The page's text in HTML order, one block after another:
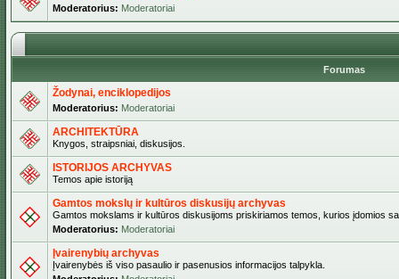
Moderatorius: Moderatoriai
Forumas
Žodynai, enciklopedijos
Moderatorius: Moderatoriai
ARCHITEKTŪRA
Knygos, straipsniai, diskusijos.
ISTORIJOS ARCHYVAS
Temos apie istoriją
Gamtos mokslų ir kultūros diskusijų archyvas
Gamtos mokslams ir kultūros diskusijoms priskiriamos temos, kurios įdomios
Moderatorius: Moderatoriai
Įvairenybių archyvas
Įvairenybės iš viso pasaulio ir pasenusios informacijos talpykla.